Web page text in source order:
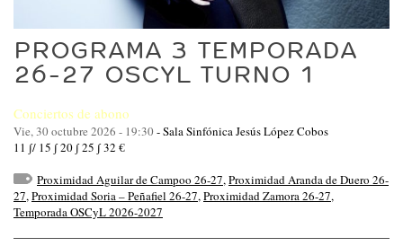
PROGRAMA 3 TEMPORADA
26-27 OSCYL TURNO 1
Conciertos de abono
Vie, 30 octubre 2026 - 19:30-Sala Sinfónica Jesús López Cobos
11 ∫/ 15 ∫ 20 ∫ 25 ∫ 32 €
Proximidad Aguilar de Campoo 26-27,Proximidad Aranda de Duero 26-
27,Proximidad Soria – Peñafiel 26-27,Proximidad Zamora 26-27,
Temporada OSCyL 2026-2027